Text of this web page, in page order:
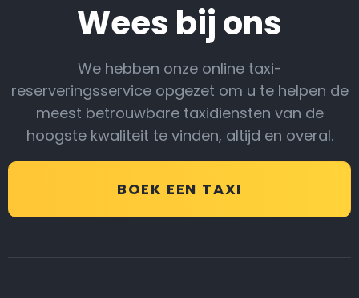
Wees bij ons
We hebben onze online taxi-
reserveringsservice opgezet om u te helpen de
meest betrouwbare taxidiensten van de
hoogste kwaliteit te vinden, altijd en overal.
BOEK EEN TAXI